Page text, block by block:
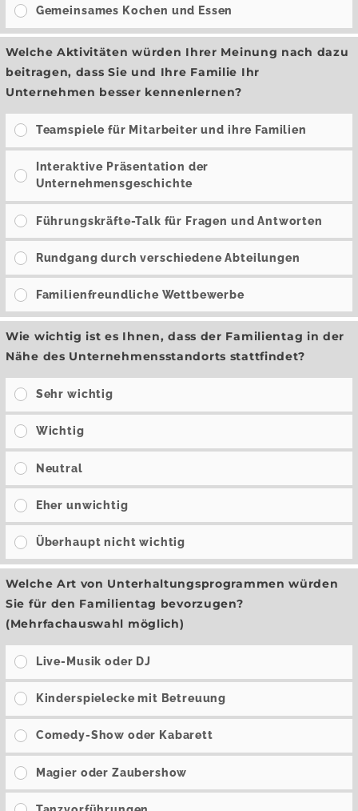
Gemeinsames Kochen und Essen
Welche Aktivitäten würden Ihrer Meinung nach dazu
beitragen, dass Sie und Ihre Familie Ihr
Unternehmen besser kennenlernen?
Teamspiele für Mitarbeiter und ihre Familien
Interaktive Präsentation der
Unternehmensgeschichte
Führungskräfte-Talk für Fragen und Antworten
Rundgang durch verschiedene Abteilungen
Familienfreundliche Wettbewerbe
Wie wichtig ist es Ihnen, dass der Familientag in der
Nähe des Unternehmensstandorts stattfindet?
Sehr wichtig
Wichtig
Neutral
Eher unwichtig
Überhaupt nicht wichtig
Welche Art von Unterhaltungsprogrammen würden
Sie für den Familientag bevorzugen?
(Mehrfachauswahl möglich)
Live-Musik oder DJ
Kinderspielecke mit Betreuung
Comedy-Show oder Kabarett
Magier oder Zaubershow